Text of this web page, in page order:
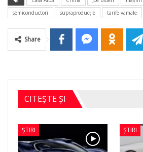
semiconductori
supraproducţie tarife vamale
Share
CITEȘTE ȘI
ȘTIRI ȘTIRI